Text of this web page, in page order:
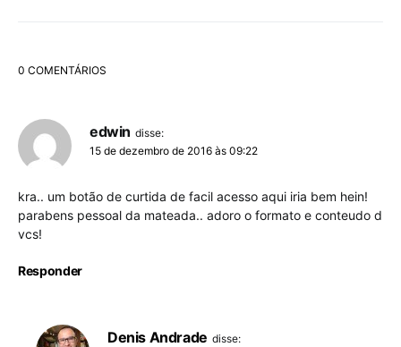
0 COMENTÁRIOS
edwin disse:
15 de dezembro de 2016 às 09:22
kra.. um botão de curtida de facil acesso aqui iria bem hein!
parabens pessoal da mateada.. adoro o formato e conteudo d
vcs!
Responder
Denis Andrade disse: